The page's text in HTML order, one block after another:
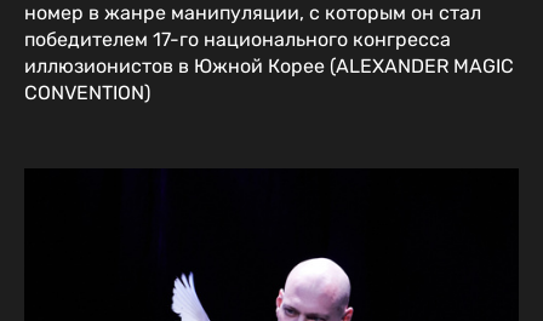
номер в жанре манипуляции, с которым он стал
победителем 17-го национального конгресса
иллюзионистов в Южной Корее (ALEXANDER MAGIC
CONVENTION)